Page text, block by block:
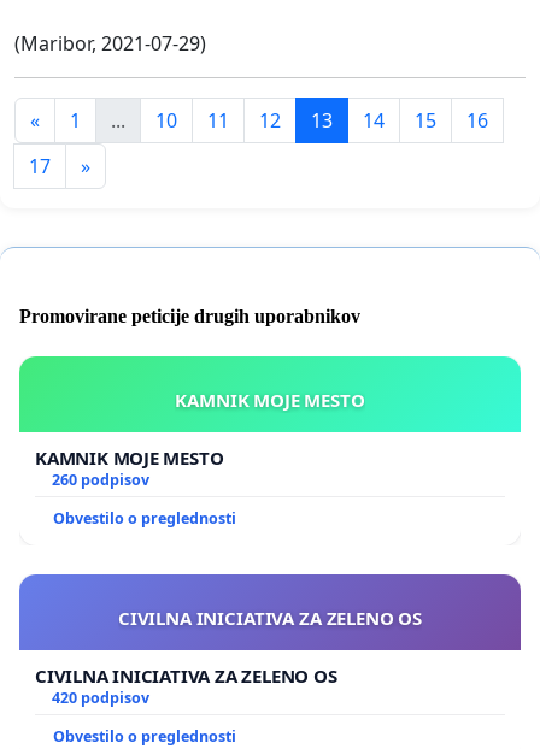
(Maribor, 2021-07-29)
« 1 ... 10 11 12 13 14 15
16
17
»
Promovirane peticije drugih uporabnikov
KAMNIK MOJE MESTO
KAMNIK MOJE MESTO
260 podpisov
Obvestilo o preglednosti
CIVILNA INICIATIVA ZA ZELENO OS
CIVILNA INICIATIVA ZA ZELENO OS
420 podpisov
Obvestilo o preglednosti